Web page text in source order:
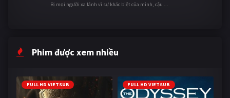
Bị mọi người xa lánh vì sự khác biệt của mình, cậu ...
Phim được xem nhiều
FULL HD VIETSUB FULL HD VIETSUB